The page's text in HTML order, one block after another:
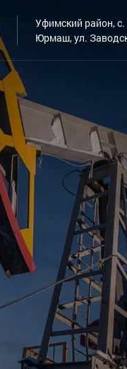
Уфимский район, с.
Юрмаш, ул.